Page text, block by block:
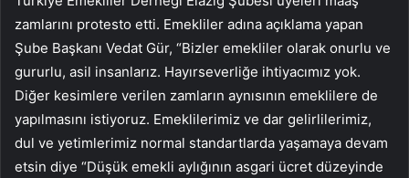
zamlarını protesto etti. Emekliler adına açıklama yapan
Şube Başkanı Vedat Gür, “Bizler emekliler olarak onurlu ve
gururlu, asil insanlarız. Hayırseverliğe ihtiyacımız yok.
Diğer kesimlere verilen zamların aynısının emeklilere de
yapılmasını istiyoruz. Emeklilerimiz ve dar gelirlilerimiz,
dul ve yetimlerimiz normal standartlarda yaşamaya devam
etsin diye “Düşük emekli aylığının asgari ücret düzeyinde